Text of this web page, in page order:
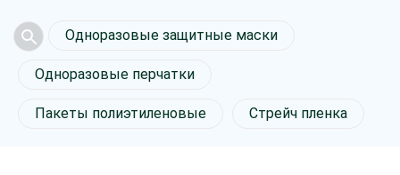
Одноразовые защитные маски
Одноразовые перчатки
Пакеты полиэтиленовые Стрейч пленка